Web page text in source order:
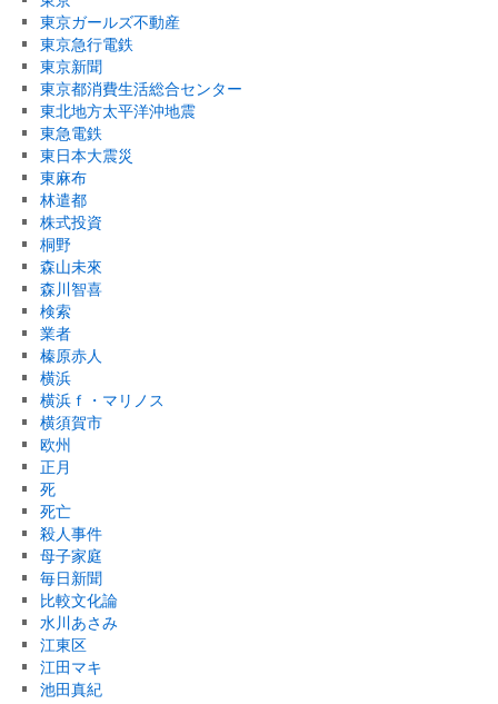
東京ガールズ不動産
東京急行電鉄
東京新聞
東京都消費生活総合センター
東北地方太平洋沖地震
東急電鉄
東日本大震災
東麻布
林遣都
株式投資
桐野
森山未來
森川智喜
検索
業者
榛原赤人
横浜
横浜ｆ・マリノス
横須賀市
欧州
正月
死
死亡
殺人事件
母子家庭
毎日新聞
比較文化論
水川あさみ
江東区
江田マキ
池田真紀